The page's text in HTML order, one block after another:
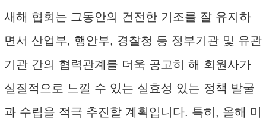
새해 협회는 그동안의 건전한 기조를 잘 유지하
면서 산업부, 행안부, 경찰청 등 정부기관 및 유관
기관 간의 협력관계를 더욱 공고히 해 회원사가
실질적으로 느낄 수 있는 실효성 있는 정책 발굴
과 수립을 적극 추진할 계획입니다. 특히, 올해 미